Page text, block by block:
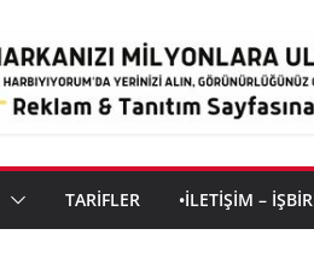
TARİFLER •İLETIŞIM –